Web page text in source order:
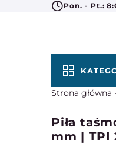
Pon. - Pt.:
Strona główna
Piła
mm | TPI